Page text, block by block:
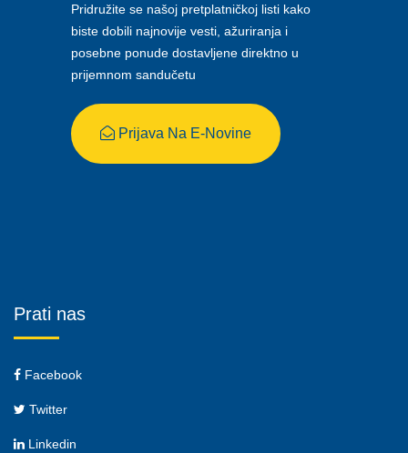
Pridružite se našoj pretplatničkoj listi kako
biste dobili najnovije vesti, ažuriranja i
posebne ponude dostavljene direktno u
prijemnom sandučetu
Prijava Na E-Novine
Prati nas
Facebook
Twitter
Linkedin